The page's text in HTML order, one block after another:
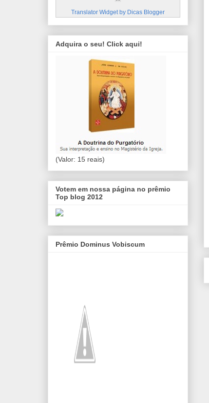
Translator Widget by Dicas Blogger
Adquira o seu! Click aqui!
(Valor: 15 reais)
Votem em nossa página no prêmio
Top blog 2012
Prêmio Dominus Vobiscum